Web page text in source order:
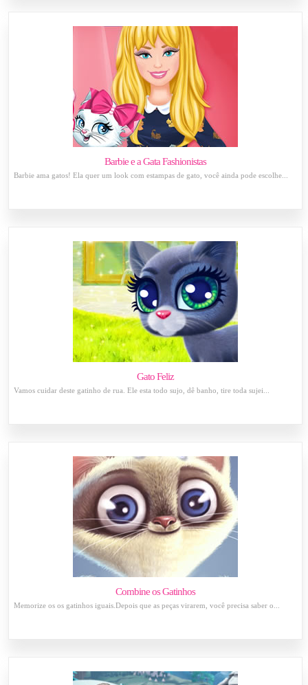
Barbie e a Gata Fashionistas
Barbie ama gatos! Ela quer um look com estampas de gato, você ainda pode escolhe...
Gato Feliz
Vamos cuidar deste gatinho de rua. Ele esta todo sujo, dê banho, tire toda sujei...
Combine os Gatinhos
Memorize os os gatinhos iguais.Depois que as peças virarem, você precisa saber o...